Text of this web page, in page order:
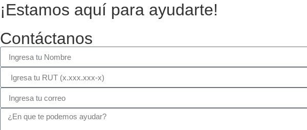
¡Estamos aquí para ayudarte!
Contáctanos